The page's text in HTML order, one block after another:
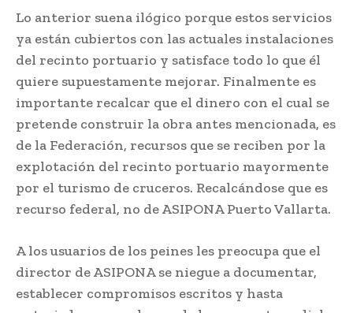
Lo anterior suena ilógico porque estos servicios
ya están cubiertos con las actuales instalaciones
del recinto portuario y satisface todo lo que él
quiere supuestamente mejorar. Finalmente es
importante recalcar que el dinero con el cual se
pretende construir la obra antes mencionada, es
de la Federación, recursos que se reciben por la
explotación del recinto portuario mayormente
por el turismo de cruceros. Recalcándose que es
recurso federal, no de ASIPONA Puerto Vallarta.
A los usuarios de los peines les preocupa que el
director de ASIPONA se niegue a documentar,
establecer compromisos escritos y hasta